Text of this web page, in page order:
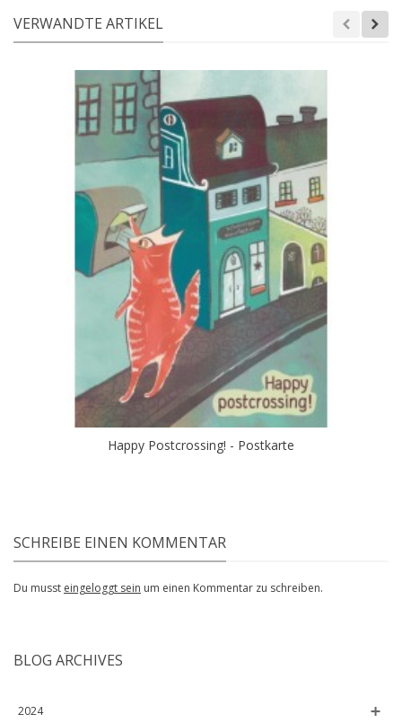
VERWANDTE ARTIKEL
Happy Postcrossing! - Postkarte
SCHREIBE EINEN KOMMENTAR
Du musst eingeloggt sein um einen Kommentar zu schreiben.
BLOG ARCHIVES
2024